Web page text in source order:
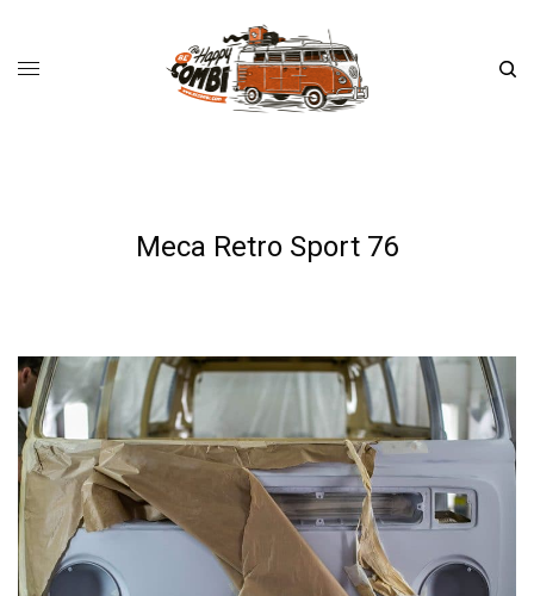
Meca Retro Sport 76